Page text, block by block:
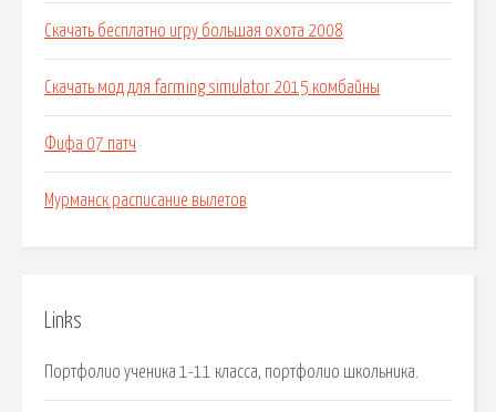
Скачать бесплатно игру большая охота 2008
Скачать мод для farming simulator 2015 комбайны
Фифа 07 патч
Мурманск расписание вылетов
Links
Портфолио ученика 1-11 класса, портфолио школьника.